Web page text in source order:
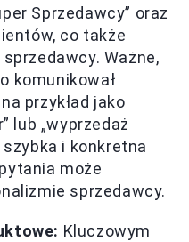
Sprzedawcy” oraz
co także
Ważne,
komunikował
przykład jako
lub „wyprzedaż
szybka i konkretna
może
sprzedawcy.
Kluczowym